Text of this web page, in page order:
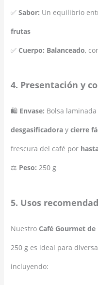
✅ Sabor: Un equilibrio
frutas
✅ Cuerpo: Balanceado,
4. Presentación y
🛍️ Envase: Bolsa
desgasificadoray cierre
frescura del café por
⚖️ Peso: 250 g
5. Usos
Nuestro Café Gourmet
250 g es ideal para
incluyendo: